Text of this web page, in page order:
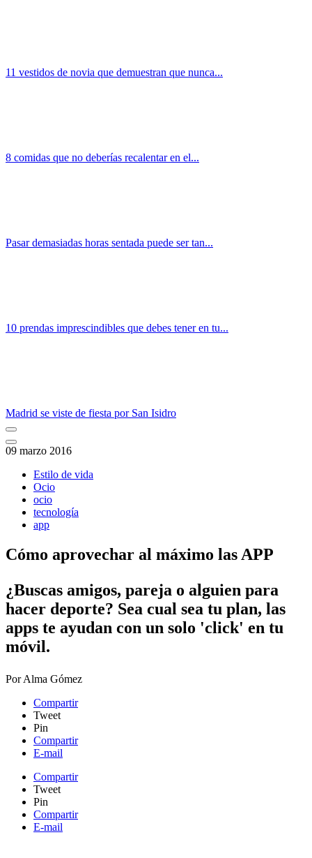
11 vestidos de novia que demuestran que nunca...
8 comidas que no deberías recalentar en el...
Pasar demasiadas horas sentada puede ser tan...
10 prendas imprescindibles que debes tener en tu...
Madrid se viste de fiesta por San Isidro
09 marzo 2016
Estilo de vida
Ocio
ocio
tecnología
app
Cómo aprovechar al máximo las APP
¿Buscas amigos, pareja o alguien para
hacer deporte? Sea cual sea tu plan, las
apps te ayudan con un solo 'click' en tu
móvil.
PorAlma Gómez
Compartir
Tweet
Pin
Compartir
E-mail
Compartir
Tweet
Pin
Compartir
E-mail